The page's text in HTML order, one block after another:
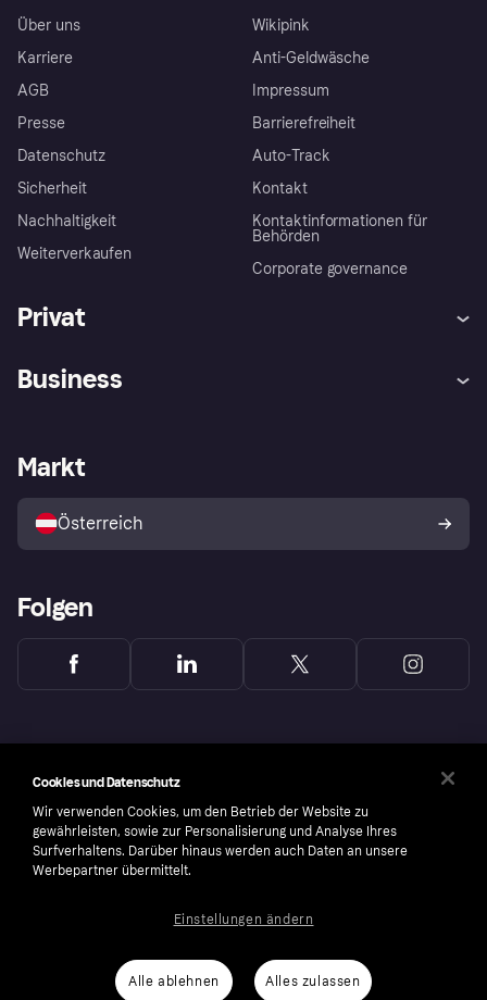
Über uns
Karriere
AGB
Presse
Datenschutz
Sicherheit
Nachhaltigkeit
Weiterverkaufen
Wikipink
Anti-Geldwäsche
Impressum
Barrierefreiheit
Auto-Track
Kontakt
Kontaktinformationen für
Behörden
Corporate governance
Privat
Shops entdecken
Business
Händlerportal
Markt
Österreich
Folgen
number: 556737-0431
Cookies und Datenschutz
Wir verwenden Cookies, um den Betrieb der Website zu
gewährleisten, sowie zur Personalisierung und Analyse Ihres
Surfverhaltens. Darüber hinaus werden auch Daten an unsere
Werbepartner übermittelt.
Alle ablehnen Alles zulassen
Einstellungen ändern